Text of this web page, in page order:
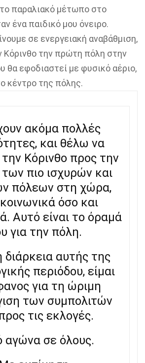
παραλιακό μέτωπο στο
ένα παιδικό μου όνειρο.
σε ενεργειακή αναβάθμιση,
Κόρινθο την πρώτη πόλη στην
θα εφοδιαστεί με φυσικό αέριο,
κέντρο της πόλης.
ακόμα πολλές
και θέλω να
Κόρινθο προς την
πιο ισχυρών και
πόλεων στη χώρα,
όσο και
Αυτό είναι το όραμά
για την πόλη.
διάρκεια αυτής της
περιόδου, είμαι
για τη ώριμη
των συμπολιτών
τις εκλογές.
αγώνα σε όλους.